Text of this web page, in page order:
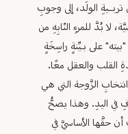
الولَد، إلى وجوبِ
بُدَّ للمرءِ النّابِهِ من
على بـيِّنةٍ راسِخَةٍ
القلب والعقل معًا.
الزَّوجة التي هي
في اليدِ. وهذا يصحُّ
حقَّها الأساسيَّ في